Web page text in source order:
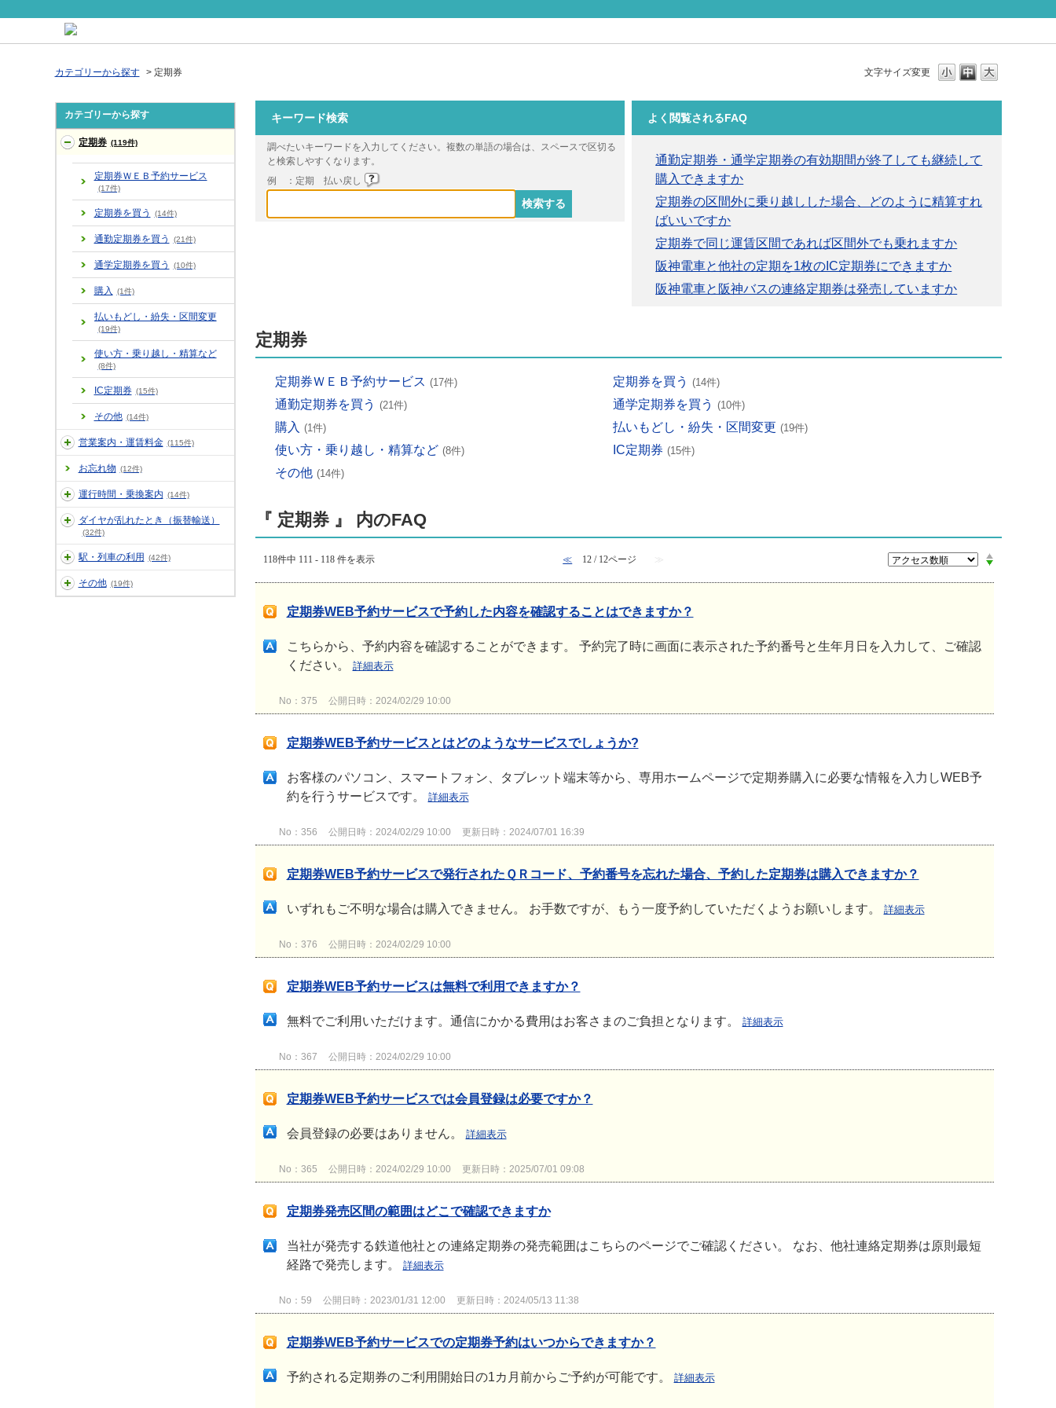
文字サイズ変更
カテゴリーから探す > 定期券
カテゴリーから探す
定期券 (119件)
定期券ＷＥＢ予約サービス
(17件)
定期券を買う (14件)
通勤定期券を買う (21件)
通学定期券を買う (10件)
購入 (1件)
払いもどし・紛失・区間変更
(19件)
使い方・乗り越し・精算など
(8件)
IC定期券 (15件)
その他 (14件)
営業案内・運賃料金 (115件)
お忘れ物 (12件)
運行時間・乗換案内 (14件)
ダイヤが乱れたとき（振替輸送）
(32件)
駅・列車の利用 (42件)
その他 (19件)
キーワード検索
調べたいキーワードを入力してください。複数の単語の場合は、スペースで区切る
と検索しやすくなります。
例 ：定期 払い戻し
よく閲覧されるFAQ
通勤定期券・通学定期券の有効期間が終了しても継続して
購入できますか
定期券の区間外に乗り越しした場合、どのように精算すれ
ばいいですか
定期券で同じ運賃区間であれば区間外でも乗れますか
阪神電車と他社の定期を1枚のIC定期券にできますか
阪神電車と阪神バスの連絡定期券は発売していますか
定期券
定期券ＷＥＢ予約サービス (17件) 定期券を買う (14件)
通勤定期券を買う (21件) 通学定期券を買う (10件)
購入 (1件) 払いもどし・紛失・区間変更 (19件)
使い方・乗り越し・精算など (8件) IC定期券 (15件)
その他 (14件)
『 定期券 』 内のFAQ
118件中 111 - 118 件を表示 ≪ 12 / 12ページ ≫
定期券WEB予約サービスで予約した内容を確認することはできますか？
こちらから、予約内容を確認することができます。 予約完了時に画面に表示された予約番号と生年月日を入力して、ご確認
ください。 詳細表示
No：375 公開日時：2024/02/29 10:00
定期券WEB予約サービスとはどのようなサービスでしょうか?
お客様のパソコン、スマートフォン、タブレット端末等から、専用ホームページで定期券購入に必要な情報を入力しWEB予
約を行うサービスです。 詳細表示
No：356 公開日時：2024/02/29 10:00 更新日時：2024/07/01 16:39
定期券WEB予約サービスで発行されたＱＲコード、予約番号を忘れた場合、予約した定期券は購入できますか？
いずれもご不明な場合は購入できません。 お手数ですが、もう一度予約していただくようお願いします。 詳細表示
No：376 公開日時：2024/02/29 10:00
定期券WEB予約サービスは無料で利用できますか？
無料でご利用いただけます。通信にかかる費用はお客さまのご負担となります。 詳細表示
No：367 公開日時：2024/02/29 10:00
定期券WEB予約サービスでは会員登録は必要ですか？
会員登録の必要はありません。 詳細表示
No：365 公開日時：2024/02/29 10:00 更新日時：2025/07/01 09:08
定期券発売区間の範囲はどこで確認できますか
当社が発売する鉄道他社との連絡定期券の発売範囲はこちらのページでご確認ください。 なお、他社連絡定期券は原則最短
経路で発売します。 詳細表示
No：59 公開日時：2023/01/31 12:00 更新日時：2024/05/13 11:38
定期券WEB予約サービスでの定期券予約はいつからできますか？
予約される定期券のご利用開始日の1カ月前からご予約が可能です。 詳細表示